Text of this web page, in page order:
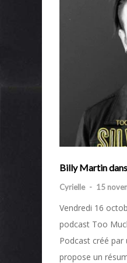
Billy Martin
Cyrielle - 15
Vendredi 16
podcast Too
Podcast créé par
propose un